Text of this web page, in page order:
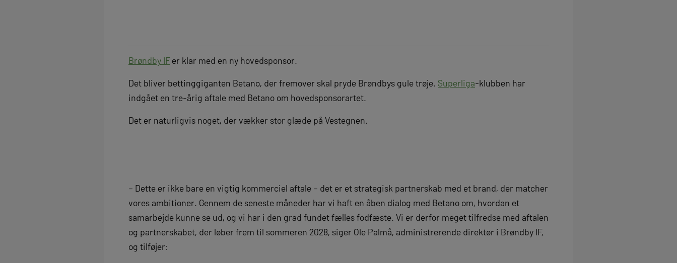
Brøndby IFer klar med en ny hovedsponsor.
Det bliver bettinggiganten Betano, der fremover skal pryde Brøndbys gule trøje. Superliga-klubben har
indgået en tre-årig aftale med Betano om hovedsponsorartet.
Det er naturligvis noget, der vækker stor glæde på Vestegnen.
– Dette er ikke bare en vigtig kommerciel aftale – det er et strategisk partnerskab med et brand, der matcher
vores ambitioner. Gennem de seneste måneder har vi haft en åben dialog med Betano om, hvordan et
samarbejde kunne se ud, og vi har i den grad fundet fælles fodfæste. Vi er derfor meget tilfredse med aftalen
og partnerskabet, der løber frem til sommeren 2028, siger Ole Palmå, administrerende direktør i Brøndby IF,
og tilføjer: